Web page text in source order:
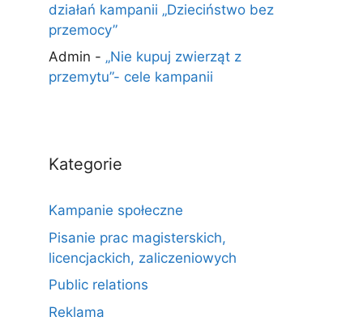
działań kampanii „Dzieciństwo bez
przemocy”
Admin - „Nie kupuj zwierząt z
przemytu”- cele kampanii
Kategorie
Kampanie społeczne
Pisanie prac magisterskich,
licencjackich, zaliczeniowych
Public relations
Reklama